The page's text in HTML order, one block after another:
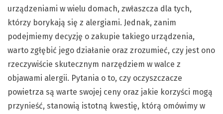
urządzeniami w wielu domach, zwłaszcza dla tych,
którzy borykają się z alergiami. Jednak, zanim
podejmiemy decyzję o zakupie takiego urządzenia,
warto zgłębić jego działanie oraz zrozumieć, czy jest ono
rzeczywiście skutecznym narzędziem w walce z
objawami alergii. Pytania o to, czy oczyszczacze
powietrza są warte swojej ceny oraz jakie korzyści mogą
przynieść, stanowią istotną kwestię, którą omówimy w